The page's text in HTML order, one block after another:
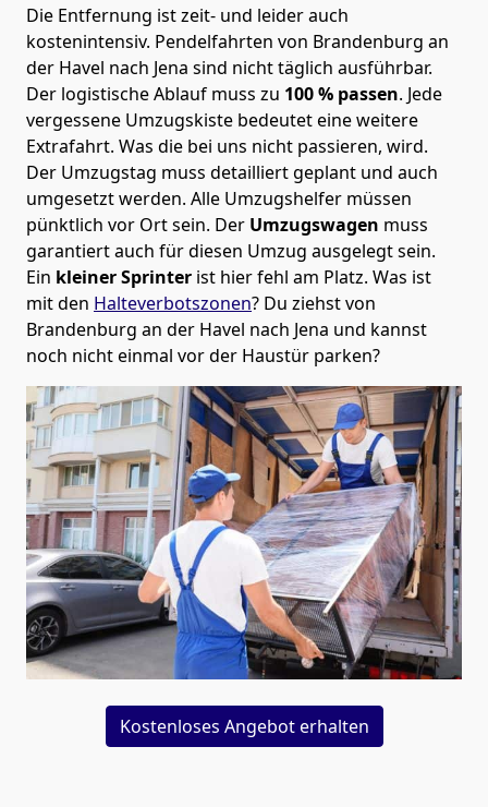
Die Entfernung ist zeit- und leider auch
kostenintensiv. Pendelfahrten von Brandenburg an
der Havel nach Jena sind nicht täglich ausführbar.
Der logistische Ablauf muss zu 100 % passen. Jede
vergessene Umzugskiste bedeutet eine weitere
Extrafahrt. Was die bei uns nicht passieren, wird.
Der Umzugstag muss detailliert geplant und auch
umgesetzt werden. Alle Umzugshelfer müssen
pünktlich vor Ort sein. Der Umzugswagen muss
garantiert auch für diesen Umzug ausgelegt sein.
Ein kleiner Sprinter ist hier fehl am Platz. Was ist
mit den Halteverbotszonen? Du ziehst von
Brandenburg an der Havel nach Jena und kannst
noch nicht einmal vor der Haustür parken?
Kostenloses Angebot erhalten